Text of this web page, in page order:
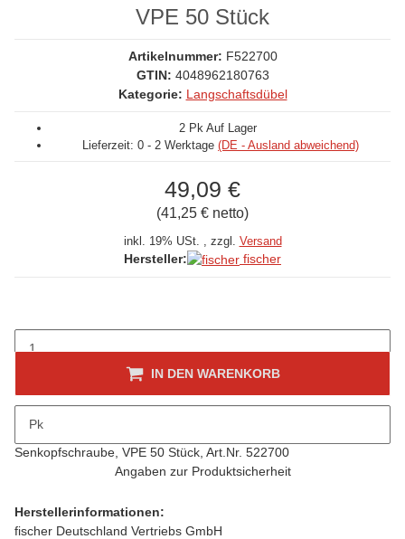
VPE 50 Stück
Artikelnummer: F522700
GTIN: 4048962180763
Kategorie: Langschaftsdübel
2 Pk Auf Lager
Lieferzeit: 0 - 2 Werktage (DE - Ausland abweichend)
49,09 €
(41,25 € netto)
inkl. 19% USt. , zzgl. Versand
Hersteller: fischer
Pk
IN DEN WARENKORB
Fischer Langschaftsdübel SXRL 10x120 T, verzinkte
Senkopfschraube, VPE 50 Stück, Art.Nr. 522700
Angaben zur Produktsicherheit
Herstellerinformationen:
fischer Deutschland Vertriebs GmbH